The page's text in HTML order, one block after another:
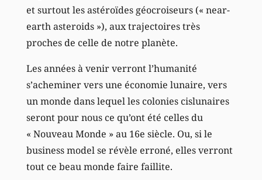
et surtout les astéroïdes géocroiseurs (« near-
earth asteroids »), aux trajectoires très
proches de celle de notre planète.
Les années à venir verront l’humanité
s’acheminer vers une économie lunaire, vers
un monde dans lequel les colonies cislunaires
seront pour nous ce qu’ont été celles du
« Nouveau Monde » au 16e siècle. Ou, si le
business model se révèle erroné, elles verront
tout ce beau monde faire faillite.